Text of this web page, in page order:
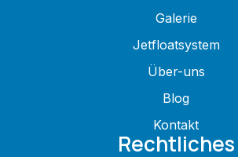
Galerie
Jetfloatsystem
Über-uns
Blog
Kontakt
Rechtliches